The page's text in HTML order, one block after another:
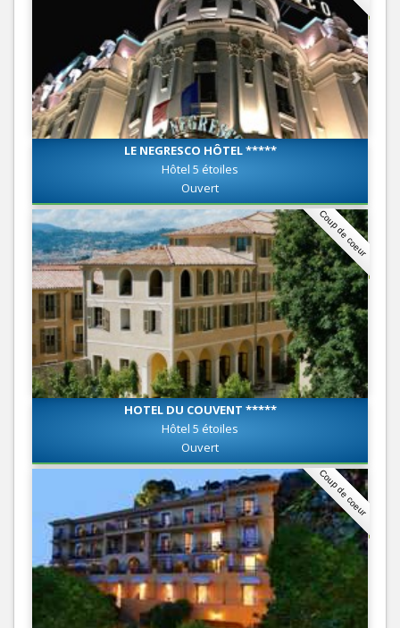
LE NEGRESCO HÔTEL *****
Hôtel 5 étoiles
Ouvert
Coup de coeur
HOTEL DU COUVENT *****
Hôtel 5 étoiles
Ouvert
Coup de coeur